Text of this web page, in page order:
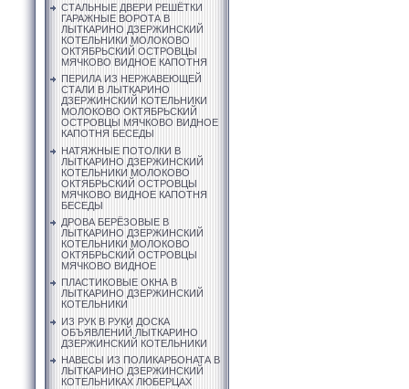
СТАЛЬНЫЕ ДВЕРИ РЕШЁТКИ
ГАРАЖНЫЕ ВОРОТА В
ЛЫТКАРИНО ДЗЕРЖИНСКИЙ
КОТЕЛЬНИКИ МОЛОКОВО
ОКТЯБРЬСКИЙ ОСТРОВЦЫ
МЯЧКОВО ВИДНОЕ КАПОТНЯ
ПЕРИЛА ИЗ НЕРЖАВЕЮЩЕЙ
СТАЛИ В ЛЫТКАРИНО
ДЗЕРЖИНСКИЙ КОТЕЛЬНИКИ
МОЛОКОВО ОКТЯБРЬСКИЙ
ОСТРОВЦЫ МЯЧКОВО ВИДНОЕ
КАПОТНЯ БЕСЕДЫ
НАТЯЖНЫЕ ПОТОЛКИ В
ЛЫТКАРИНО ДЗЕРЖИНСКИЙ
КОТЕЛЬНИКИ МОЛОКОВО
ОКТЯБРЬСКИЙ ОСТРОВЦЫ
МЯЧКОВО ВИДНОЕ КАПОТНЯ
БЕСЕДЫ
ДРОВА БЕРЁЗОВЫЕ В
ЛЫТКАРИНО ДЗЕРЖИНСКИЙ
КОТЕЛЬНИКИ МОЛОКОВО
ОКТЯБРЬСКИЙ ОСТРОВЦЫ
МЯЧКОВО ВИДНОЕ
ПЛАСТИКОВЫЕ ОКНА В
ЛЫТКАРИНО ДЗЕРЖИНСКИЙ
КОТЕЛЬНИКИ
ИЗ РУК В РУКИ ДОСКА
ОБЪЯВЛЕНИЙ ЛЫТКАРИНО
ДЗЕРЖИНСКИЙ КОТЕЛЬНИКИ
НАВЕСЫ ИЗ ПОЛИКАРБОНАТА В
ЛЫТКАРИНО ДЗЕРЖИНСКИЙ
КОТЕЛЬНИКАХ ЛЮБЕРЦАХ